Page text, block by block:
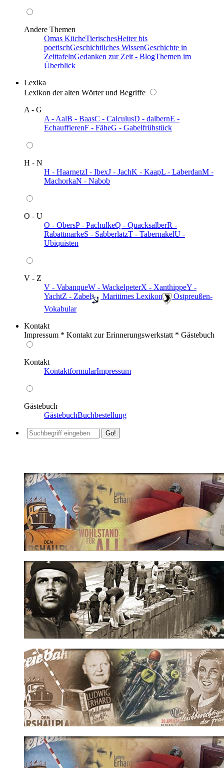
Andere Themen
Omas KücheTierischesHeiter bis
poetischGeschichtliches WissenGeschichte in
ZeittafelnGedanken zur Zeit - BlogThemen im
Überblick
Lexika
Lexikon der alten Wörter und Begriffe
A - G
A - AalB - BaasC - CalculusD - dalbernE -
EchauffierenF - FäheG - Gabelfrühstück
H - N
H - HaarnetzI - IbexJ - JachK - KaapL - LaberdanM -
MachorkaN - Nabob
O - U
O - ObersP - PachulkeQ - QuacksalberR -
RabattmarkeS - SabberlatzT - TabernakelU -
Ubiquisten
V - Z
V - VabanqueW - WackelpeterX - XanthippeY -
YachtZ - Zabel ️ Maritimes Lexikon
️ Ostpreußen-
Vokabular
Kontakt
Impressum * Kontakt zur Erinnerungswerkstatt * Gästebuch
Kontakt
KontaktformularImpressum
Gästebuch
GästebuchBuchbestellung